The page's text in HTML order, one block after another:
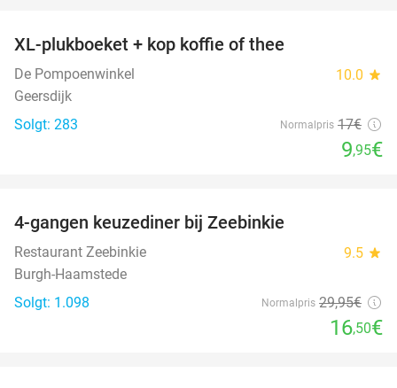
XL-plukboeket + kop koffie of thee
De Pompoenwinkel 10.0 star
Geersdijk
Solgt: 283
Normalpris 17€
9,95€
4-gangen keuzediner bij Zeebinkie
Restaurant Zeebinkie 9.5 star
Burgh-Haamstede
Solgt: 1.098
Normalpris 29,95€
16,50€